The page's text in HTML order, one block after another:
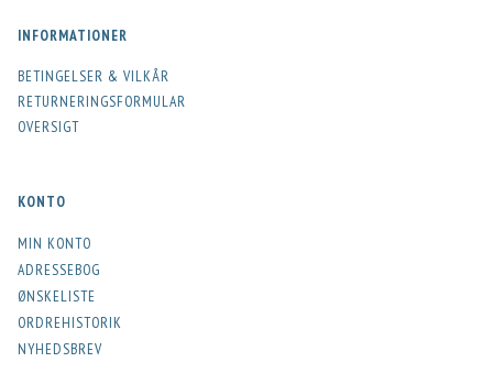
INFORMATIONER
BETINGELSER & VILKÅR
RETURNERINGSFORMULAR
OVERSIGT
KONTO
MIN KONTO
ADRESSEBOG
ØNSKELISTE
ORDREHISTORIK
NYHEDSBREV